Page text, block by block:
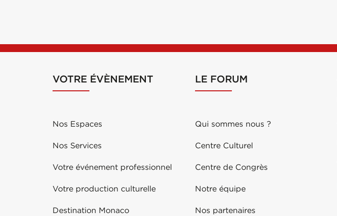
VOTRE ÉVÈNEMENT
Nos Espaces
Nos Services
Votre événement professionnel
Votre production culturelle
Destination Monaco
LE FORUM
Qui sommes nous ?
Centre Culturel
Centre de Congrès
Notre équipe
Nos partenaires